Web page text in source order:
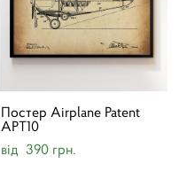
Постер Airplane Patent
APT10
від 390 грн.